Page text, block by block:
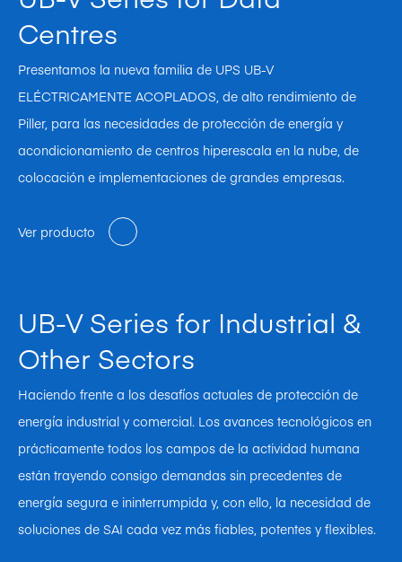
Centres
Presentamos la nueva familia de UPS UB-V
ELÉCTRICAMENTE ACOPLADOS, de alto rendimiento de
Piller, para las necesidades de protección de energía y
acondicionamiento de centros hiperescala en la nube, de
colocación e implementaciones de grandes empresas.
Ver producto
UB-V Series for Industrial &
Other Sectors
Haciendo frente a los desafíos actuales de protección de
energía industrial y comercial. Los avances tecnológicos en
prácticamente todos los campos de la actividad humana
están trayendo consigo demandas sin precedentes de
energía segura e ininterrumpida y, con ello, la necesidad de
soluciones de SAI cada vez más fiables, potentes y flexibles.